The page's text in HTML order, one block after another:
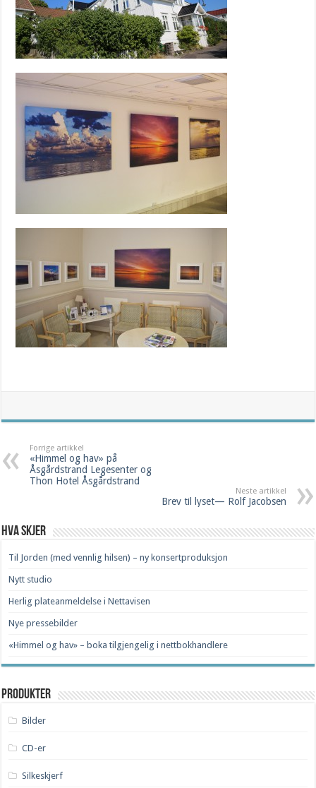
Forrige artikkel
«Himmel og hav» på
Åsgårdstrand Legesenter og
Thon Hotel Åsgårdstrand
Neste artikkel
Brev til lyset— Rolf Jacobsen
Hva skjer
Til Jorden (med vennlig hilsen) – ny konsertproduksjon
Nytt studio
Herlig plateanmeldelse i Nettavisen
Nye pressebilder
«Himmel og hav» – boka tilgjengelig i nettbokhandlere
Produkter
Bilder
CD-er
Silkeskjerf